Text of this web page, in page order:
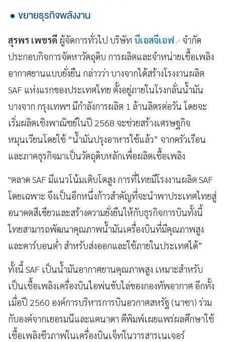
ขยายธุรกิจพลังงาน
สุรพร เพชรดี ผู้จัดการทั่วไป บริษัท บีเอสจีเอฟ จำกัด
ประกอบกิจการจัดหาวัตถุดิบ การผลิตและจำหน่ายเชื้อเพลิง
อากาศยานแบบยั่งยืน กล่าวว่า บางจากได้สร้างโรงงานผลิต
SAF แห่งแรกของประเทศไทย ตั้งอยู่ภายในโรงกลั่นน้ำมัน
บางจาก กรุงเทพฯ มีกำลังการผลิต 1 ล้านลิตรต่อวัน โดยจะ
เริ่มผลิตเชิงพาณิชย์ในปี 2568 จะช่วยสร้างเศรษฐกิจ
หมุนเวียนโดยใช้ “น้ำมันปรุงอาหารใช้แล้ว” จากครัวเรือน
และภาคธุรกิจมาเป็นวัตถุดิบหลักเพื่อผลิตเชื้อเพลิง
"ตลาด SAF มีแนวโน้มเติบโตสูง การที่ไทยมีโรงงานผลิต SAF
โดยเฉพาะ จึงเป็นอีกหนึ่งก้าวสำคัญที่จะนำพาประเทศไทยสู่
อนาคตสีเขียวและสร้างความยั่งยืนให้กับธุรกิจการบินทั้งนี้
ไทยสามารถพัฒนาคุณภาพน้ำมันเครื่องบินที่มีคุณภาพสูง
และคาร์บอนต่ำ สำหรับส่งออกและใช้ภายในประเทศได้”
ทั้งนี้ SAF เป็นน้ำมันอากาศยานคุณภาพสูง เหมาะสำหรับ
เป็นเชื้อเพลิงเครื่องบินไอพ่นขับไล่ของกองทัพอากาศ อีกทั้ง
เมื่อปี 2560 องค์การบริหารการบินอวกาศสหรัฐ (นาซา) ร่วม
กับองค์จากเยอรมนีและแคนาดา ตีพิมพ์เผยแพร่ผลศึกษาใช้
เชื้อเพลิงชีวภาพในเครื่องบินเจ็ทในวารสารเนเจอร์